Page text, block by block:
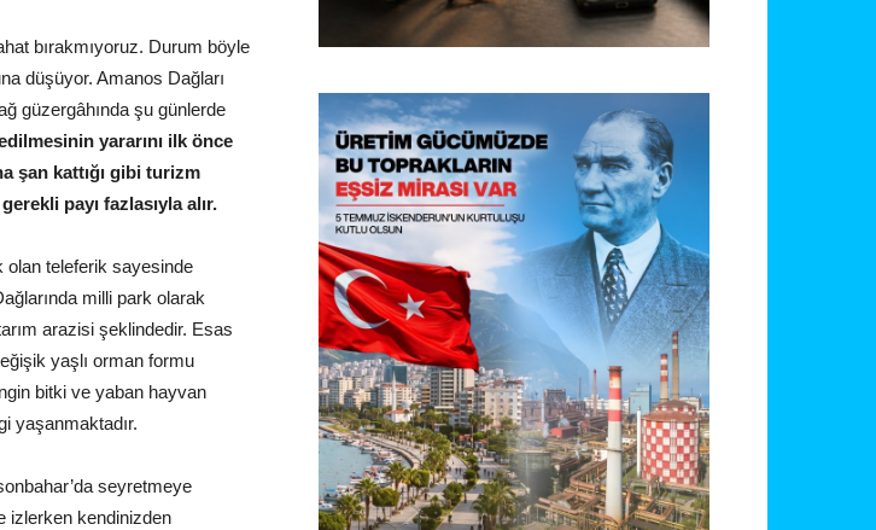
bırakmıyoruz. Durum böyle
düşüyor. Amanos Dağları
güzergâhında şu günlerde
yararını ilk önce
şan kattığı gibi turizm
payı fazlasıyla alır.
olan teleferik sayesinde
milli park olarak
arazisi şeklindedir. Esas
yaşlı orman formu
bitki ve yaban hayvan
yaşanmaktadır.
seyretmeye
izlerken kendinizden